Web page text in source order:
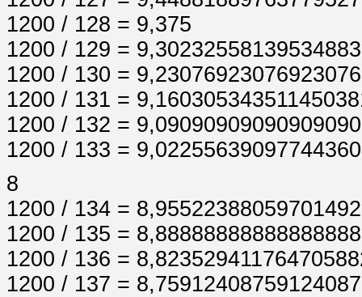
1200 / 128 = 9,375
1200 / 129 =
1200 / 130 =
1200 / 131 =
1200 / 132 =
1200 / 133 =
8
1200 / 134 =
1200 / 135 =
1200 / 136 =
1200 / 137 =